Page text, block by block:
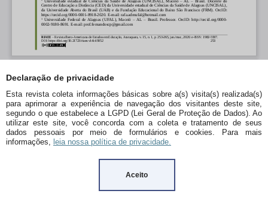
Declaração de privacidade
Esta revista coleta informações básicas sobre a(s) visita(s) realizada(s)
para aprimorar a experiência de navegação dos visitantes deste site,
segundo o que estabelece a LGPD (Lei Geral de Proteção de Dados). Ao
utilizar este site, você concorda com a coleta e tratamento de seus
dados pessoais por meio de formulários e cookies. Para mais
informações, leia nossa política de privacidade.
Aceito